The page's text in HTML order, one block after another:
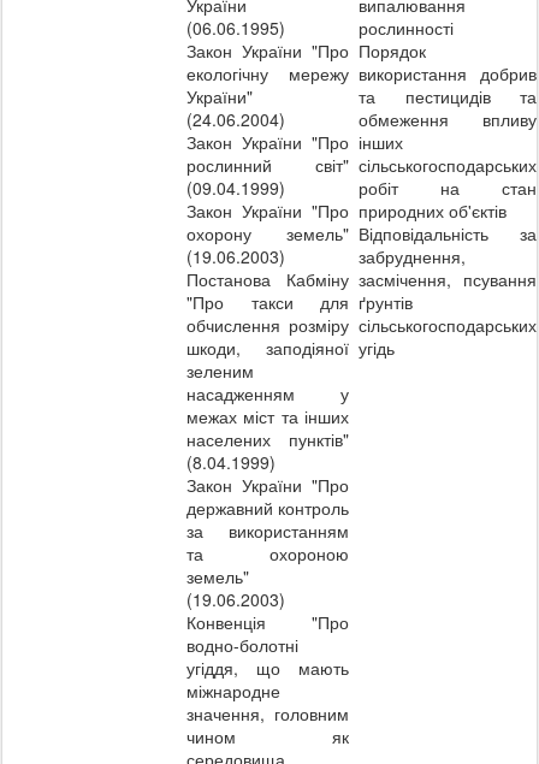
України
(06.06.1995)
Закон України "Про
екологічну мережу
України"
(24.06.2004)
Закон України "Про
рослинний світ"
(09.04.1999)
Закон України "Про
охорону земель"
(19.06.2003)
Постанова Кабміну
"Про такси для
обчислення розміру
шкоди, заподіяної
зеленим
насадженням у
межах міст та інших
населених пунктів"
(8.04.1999)
Закон України "Про
державний контроль
за використанням
та охороною
земель"
(19.06.2003)
Конвенція "Про
водно-болотні
угіддя, що мають
міжнародне
значення, головним
чином як
середовища
випалювання
рослинності
Порядок
використання добрив
та пестицидів та
обмеження впливу
інших
сільськогосподарських
робіт на стан
природних об'єктів
Відповідальність за
забруднення,
засмічення, псування
ґрунтів
сільськогосподарських
угідь